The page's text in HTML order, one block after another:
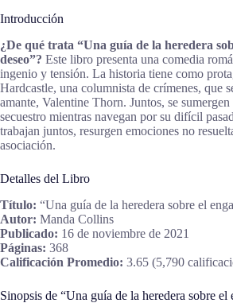
Introducción
¿De qué trata “Una guía de la heredera
deseo”? Este libro presenta una comedia
ingenio y tensión. La historia tiene como
Hardcastle, una columnista de crímenes, que
amante, Valentine Thorn. Juntos, se
secuestro mientras navegan por su difícil
trabajan juntos, resurgen emociones no
asociación.
Detalles del Libro
Título: “Una guía de la heredera sobre el
Autor: Manda Collins
Publicado: 16 de noviembre de 2021
Páginas: 368
Calificación Promedio: 3.65 (5,790
Sinopsis de “Una guía de la heredera sobre el